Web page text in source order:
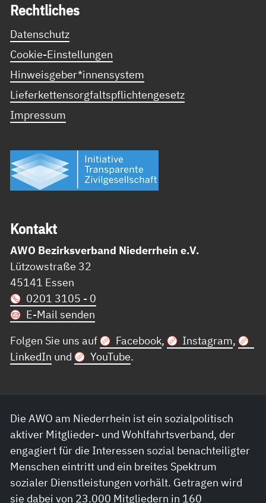
Recht­li­ches
Datenschutz
Cookie-Einstellungen
Hinweisgeber*innensystem
Lieferkettensorgfaltspflichtengesetz
Impressum
Kon­takt
AWO Bezirksverband Niederrhein e.V.
Lützowstraße 32
45141 Essen
0201 3105 - 0
E-Mail senden
Folgen Sie uns auf
Facebook, Instagram,
LinkedIn und YouTube.
Die AWO am Niederrhein ist ein sozialpolitisch
aktiver Mitglieder- und Wohlfahrtsverband, der
engagiert für die Interessen sozial benachteiligter
Menschen eintritt und ein breites Spektrum
sozialer Dienstleistungen vorhält. Getragen wird
sie dabei von 23.000 Mitgliedern in 160